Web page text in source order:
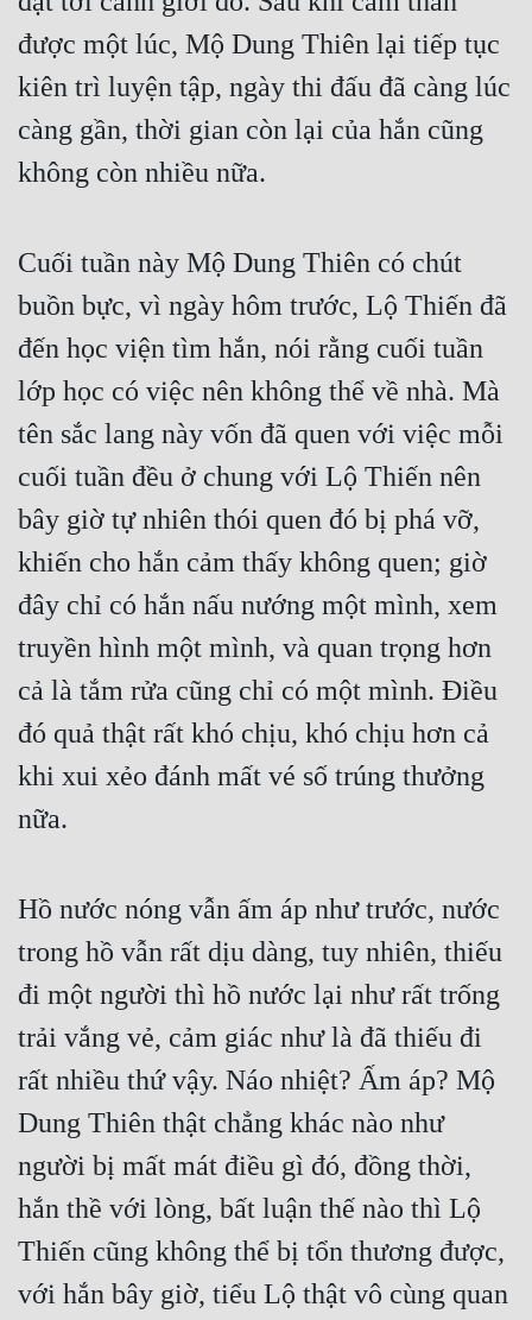
Đẹp
Đẹp Hiệp
Tính Cách Nhân Vật :
Sát Phạt Quyết Đoán
Vô Sỉ
Điềm Đạm
được một lúc, Mộ Dung Thiên lại tiếp tục
kiên trì luyện tập, ngày thi đấu đã càng lúc
càng gần, thời gian còn lại của hắn cũng
không còn nhiều nữa.
Cuối tuần này Mộ Dung Thiên có chút
buồn bực, vì ngày hôm trước, Lộ Thiến đã
đến học viện tìm hắn, nói rằng cuối tuần
lớp học có việc nên không thể về nhà. Mà
tên sắc lang này vốn đã quen với việc mỗi
cuối tuần đều ở chung với Lộ Thiến nên
bây giờ tự nhiên thói quen đó bị phá vỡ,
khiến cho hắn cảm thấy không quen; giờ
đây chỉ có hắn nấu nướng một mình, xem
truyền hình một mình, và quan trọng hơn
cả là tắm rửa cũng chỉ có một mình. Điều
đó quả thật rất khó chịu, khó chịu hơn cả
khi xui xẻo đánh mất vé số trúng thưởng
nữa.
Hồ nước nóng vẫn ấm áp như trước, nước
trong hồ vẫn rất dịu dàng, tuy nhiên, thiếu
đi một người thì hồ nước lại như rất trống
trải vắng vẻ, cảm giác như là đã thiếu đi
rất nhiều thứ vậy. Náo nhiệt? Ấm áp? Mộ
Dung Thiên thật chẳng khác nào như
người bị mất mát điều gì đó, đồng thời,
hắn thề với lòng, bất luận thế nào thì Lộ
Thiến cũng không thể bị tổn thương được,
với hắn bây giờ, tiểu Lộ thật vô cùng quan